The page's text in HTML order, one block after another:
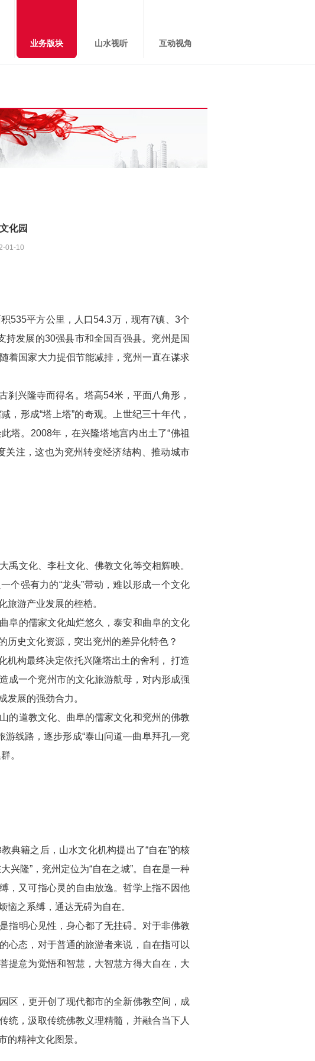
业务版块 山水视听 互动视角
化园
01-10
平方公里，人口54.3万，现有7镇、3个
发展的30强县市和全国百强县。兖州是国
着国家大力提倡节能减排，兖州一直在谋求
兴隆寺而得名。塔高54米，平面八角形，
，形成“塔上塔”的奇观。上世纪三十年代，
塔。2008年，在兴隆塔地宫内出土了“佛祖
关注，这也为兖州转变经济结构、推动城市
文化、李杜文化、佛教文化等交相辉映。
个强有力的“龙头”带动，难以形成一个文化
旅游产业发展的桎梏。
的儒家文化灿烂悠久，泰安和曲阜的文化
历史文化资源，突出兖州的差异化特色？
构最终决定依托兴隆塔出土的舍利， 打造
一个兖州市的文化旅游航母，对内形成强
发展的强劲合力。
道教文化、曲阜的儒家文化和兖州的佛教
游线路，逐步形成“泰山问道—曲阜拜孔—兖
。
籍之后，山水文化机构提出了“自在”的核
兴隆”，兖州定位为“自在之城”。自在是一种
，又可指心灵的自由放逸。哲学上指不因他
恼之系缚，通达无碍为自在。
明心见性，身心都了无挂碍。对于非佛教
心态，对于普通的旅游者来说，自在指可以
提意为觉悟和智慧，大智慧方得大自在，大
，更开创了现代都市的全新佛教空间，成
统，汲取传统佛教义理精髓，并融合当下人
的精神文化图景。